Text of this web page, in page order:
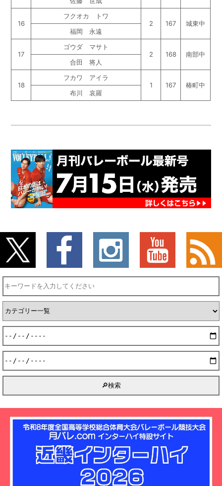
16
フクオカ トワ
2
167
城東中
福岡 永遠
17
ゴウダ マサト
2
168
南部中
合田 将人
18
フカワ アイラ
1
167
椿町中
布川 哀羅